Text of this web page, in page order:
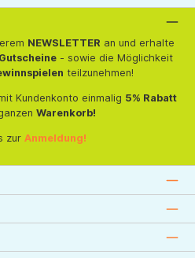
NEWSLETTER an und erhalte
Gutscheine- sowie die Möglichkeit
teilzunehmen!
Kundenkonto einmalig 5% Rabatt
Warenkorb!
zur Anmeldung!